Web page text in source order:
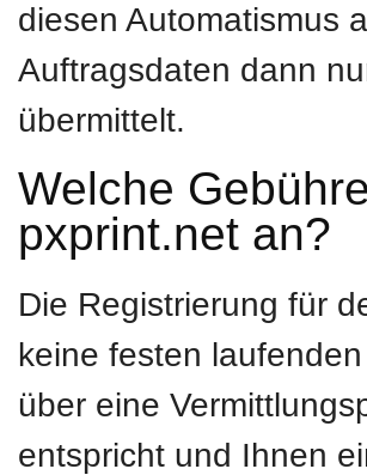
diesen Automatismus
Auftragsdaten dann
übermittelt.
Welche
pxprint.net an?
Die Registrierung für
keine festen
über eine
entspricht und Ihnen